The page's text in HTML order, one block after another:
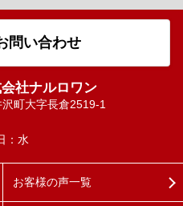
問い合わせ
社ナルロワン
町大字長倉2519-1
：水
お客様の声一覧